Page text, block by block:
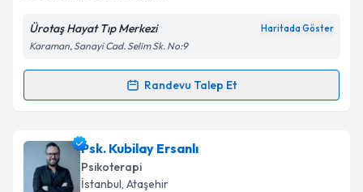
Kişisel verilerimin işlenmesine ilişkin
Aydınlatma
Metni'ni okudum ve kişisel verilerimin belirtilen
kapsamda işlenmesini kabul ediyorum.
Ürotaş Hayat Tıp Merkezi Haritada Göster
Karaman, Sanayi Cad. Selim Sk. No:9
Randevu Talep Et
Randevu Takvimi Talebi
Dr. Burcu Kocabaşiçin randevu takvimi talebi
oluşturun. Size bu uzmandan randevu almanız için bir
takvim hazırlandığında e-posta ile bilgilendireceğiz.
Psk. Kubilay Ersanlı
Psikoterapi
İstanbul, Ataşehir